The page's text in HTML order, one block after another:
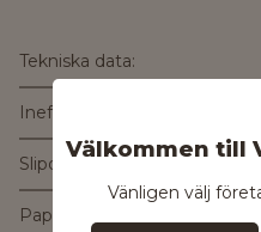
Välkommen till
Vänligen välj
Tekniska data:
Ineffekt
SlipdynaØ
Pappersstorlek